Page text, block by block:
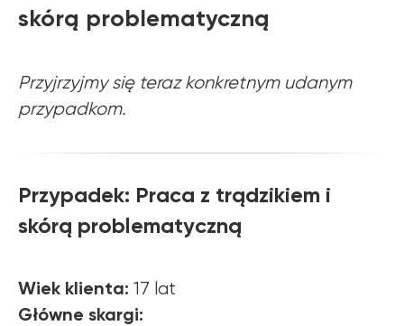
skórą problematyczną
Przyjrzyjmy się teraz konkretnym udanym
przypadkom.
Przypadek: Praca z trądzikiem i
skórą problematyczną
Wiek klienta: 17 lat
Główne skargi: